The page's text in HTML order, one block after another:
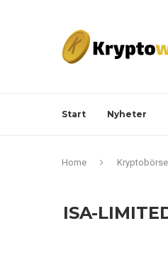
Start Nyheter
Home
ISA-